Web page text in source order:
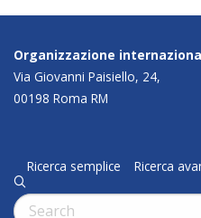
Organizzazione
Via Giovanni Paisiello, 24,
00198 Roma RM
Ricerca semplice Ricerca
q
Cerca: